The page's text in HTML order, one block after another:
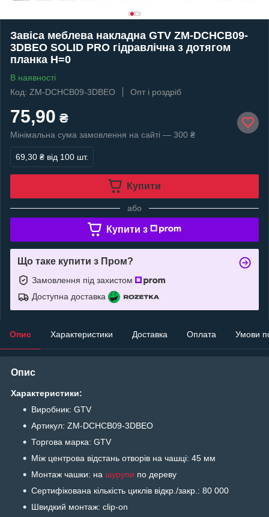
Завіса меблева накладна GTV ZM-DCHCB09-
3DBEO SOLID PRO гідравлічна з дотягом
планка H=0
В наявності
Код: ZM-DCHCB09-3DBEO
Опт і роздріб
75,90 ₴
Мінімальна сума замовлення на сайті — 300 ₴
69,30 ₴ від 100 шт.
Купити
або
Купити з
Що таке купити з Пром?
Замовлення під захистом
Доступна доставка
Опис Характеристики Доставка Оплата Умови
Опис
Характеристики:
Виробник: GTV
Артикул: ZM-DCHCB09-3DBEO
Торгова марка: GTV
Між центрова відстань отворів на чашці: 45 мм
Монтаж чашки: на шурупи по дереву
Сертифікована кількість циклів відкр./закр.: 80 000
Швидкий монтаж: clip-on